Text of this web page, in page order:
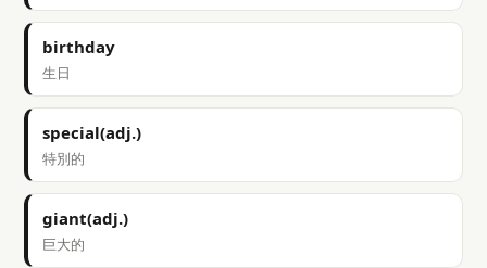
birthday
生日
special(adj.)
特別的
giant(adj.)
巨大的